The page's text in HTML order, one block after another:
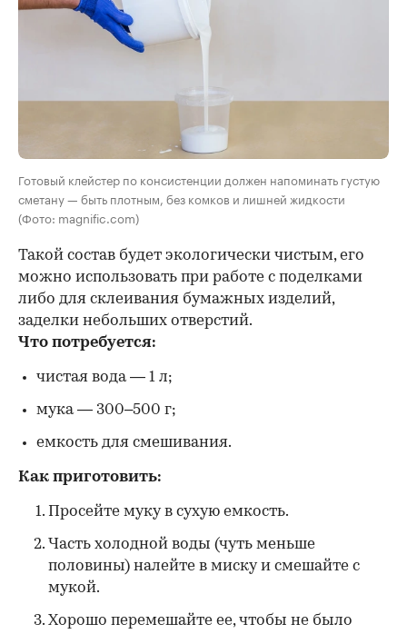
Готовый клейстер по консистенции должен напоминать густую
сметану — быть плотным, без комков и лишней жидкости
(Фото: magnific.com)
Такой состав будет экологически чистым, его
можно использовать при работе с поделками
либо для склеивания бумажных изделий,
заделки небольших отверстий.
Что потребуется:
чистая вода — 1 л;
мука — 300–500 г;
емкость для смешивания.
Как приготовить:
Просейте муку в сухую емкость.
Часть холодной воды (чуть меньше
половины) налейте в миску и смешайте с
мукой.
Хорошо перемешайте ее, чтобы не было